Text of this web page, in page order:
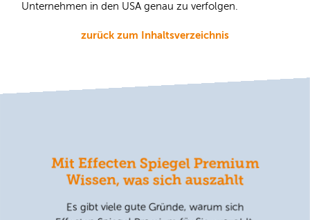
Unternehmen in den USA genau zu verfolgen.
zurück zum Inhaltsverzeichnis
Mit Effecten Spiegel Premium
Wissen, was sich auszahlt
Es gibt viele gute Gründe, warum sich